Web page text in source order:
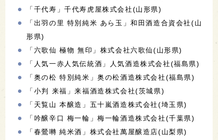
「千代寿」千代寿虎屋株式会社(山形県)
「出羽の里 特別純米 あら玉」和田酒造合資会社(山
形県)
「六歌仙 極物 無印」株式会社六歌仙(山形県)
「人気一赤人気伝統酒」人気酒造株式会社(福島県)
「奥の松 特別純米」奥の松酒造株式会社(福島県)
「小判 来福」来福酒造株式会社(茨城県)
「天覧山 本醸造」五十嵐酒造株式会社(埼玉県)
「吟醸辛口 梅一輪」梅一輪酒造株式会社(千葉県)
「春鶯囀 純米酒」株式会社萬屋醸造店(山梨県)